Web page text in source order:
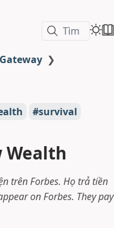
Tìm
❯
survival
Wealth
trên Forbes. Họ trả tiền
on Forbes. They pay